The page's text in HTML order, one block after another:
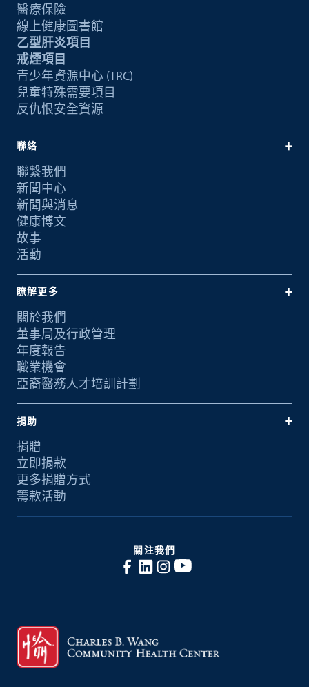
醫療保險
線上健康圖書館
乙型肝炎項目
戒煙項目
青少年資源中心 (TRC)
兒童特殊需要項目
反仇恨安全資源
聯絡
聯繫我們
新聞中心
新聞與消息
健康博文
故事
活動
瞭解更多
關於我們
董事局及行政管理
年度報告
職業機會
亞裔醫務人才培訓計劃
捐助
捐贈
立即捐款
更多捐贈方式
籌款活動
關注我們